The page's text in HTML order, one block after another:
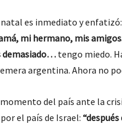
es inmediato y enfatizó:
mi hermano, mis
demasiado… tengo miedo.
argentina. Ahora no
momento del país ante la
el país de Israel: